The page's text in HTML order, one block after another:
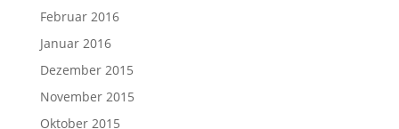
Februar 2016
Januar 2016
Dezember 2015
November 2015
Oktober 2015